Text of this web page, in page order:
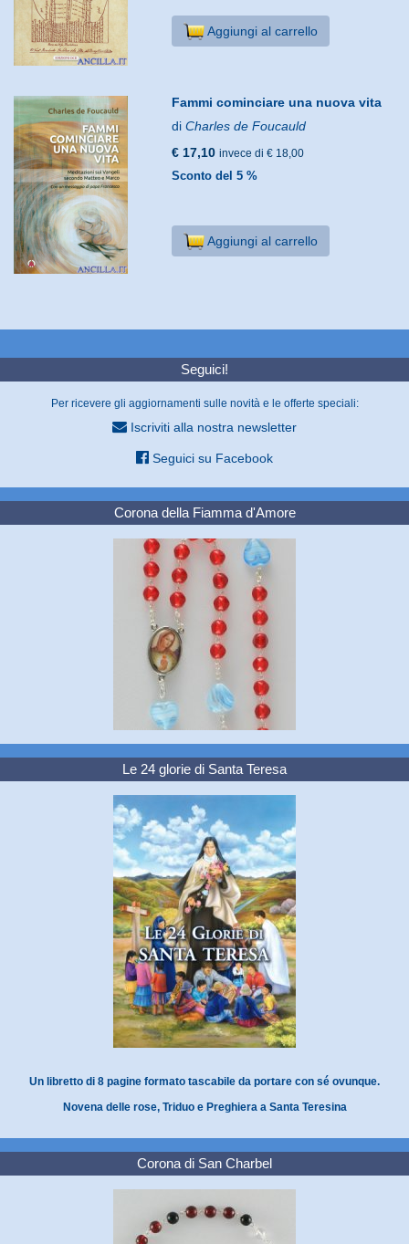
Aggiungi al carrello
Fammi cominciare una nuova vita
diCharles de Foucauld
€ 17,10 invece di € 18,00
Sconto del 5 %
Aggiungi al carrello
Seguici!
Per ricevere gli aggiornamenti sulle novità e le offerte speciali:
Iscriviti alla nostra newsletter
Seguici su Facebook
Corona della Fiamma d'Amore
Le 24 glorie di Santa Teresa
Un libretto di 8 pagine formato tascabile da portare con sé ovunque.
Novena delle rose, Triduo e Preghiera a Santa Teresina
Corona di San Charbel